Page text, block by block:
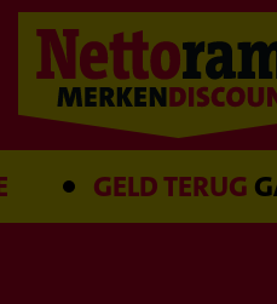
GELD TERUG